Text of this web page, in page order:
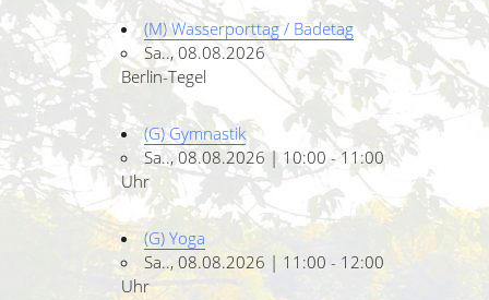
(M) Wasserporttag / Badetag
Sa.., 08.08.2026
Berlin-Tegel
(G) Gymnastik
Sa.., 08.08.2026 | 10:00 - 11:00
Uhr
(G) Yoga
Sa.., 08.08.2026 | 11:00 - 12:00
Uhr